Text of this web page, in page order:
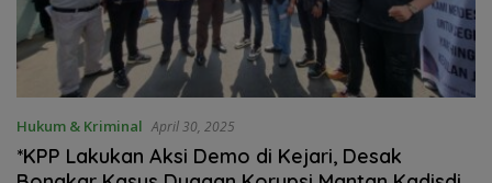
Hukum & Kriminal April 30, 2025
*KPP Lakukan Aksi Demo di Kejari, Desak